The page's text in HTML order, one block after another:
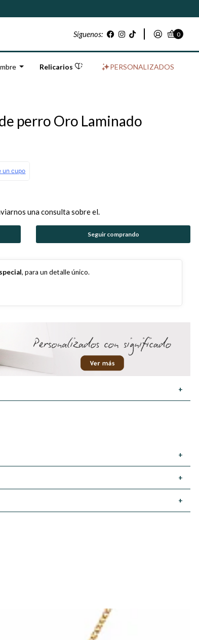
Síguenos: 0
Relicarios PERSONALIZADOS
perro Oro Laminado
una consulta sobre el.
Seguir comprando
, para un detalle único.
+
+
+
+